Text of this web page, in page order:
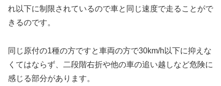
れ以下に制限されているので車と同じ速度で走ることがで
きるのです。
同じ原付の1種の方ですと車両の方で30km/h以下に抑えな
くてはならず、二段階右折や他の車の追い越しなど危険に
感じる部分があります。